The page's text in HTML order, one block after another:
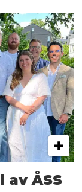
av ÅSS